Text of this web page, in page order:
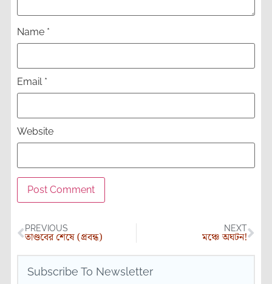
Name *
Email *
Website
PREVIOUS
তাণ্ডবের শেষে (প্রবন্ধ)
NEXT
মঞ্চে অঘটন!
Subscribe To Newsletter